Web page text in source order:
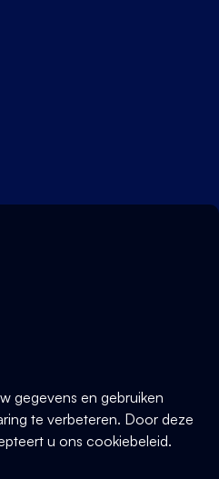
gegevens en gebruiken
te verbeteren. Door deze
u ons cookiebeleid.